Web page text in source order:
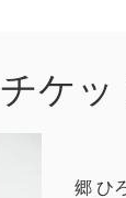
チケッ
郷 ひ